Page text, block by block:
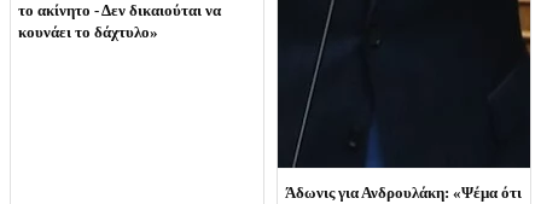
το ακίνητο - Δεν δικαιούται να
κουνάει το δάχτυλο»
Άδωνις για Ανδρουλάκη: «Ψέμα ότι